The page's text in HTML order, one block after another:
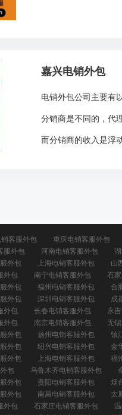
嘉兴电销外包
电销外包公司主要有
分销商是不同的，代
而分销商的收入是浮
客服外包
重庆电销客服外包
服外包 河南电销客服外包
外包 上海电销客服外包
山
外包 南宁电销客服外包
石
外包 福州电销客服外包
合
外包 深圳电销客服外包
成
外包 长春电销客服外包
永
外包 南京电销客服外包
无
外包 扬州电销客服外包
镇
外包 绍兴电销客服外包
金
外包 上海电销客服外包
福
包 乌鲁木齐电销客服外包
外包 贵阳电销客服外包
烟
外包 南昌电销客服外包
太
外包 石家庄电销客服外包